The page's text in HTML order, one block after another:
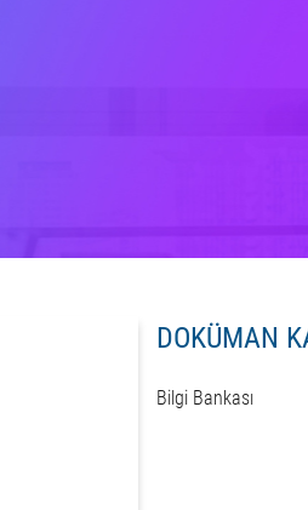
DOKÜMAN
Bilgi Bankası